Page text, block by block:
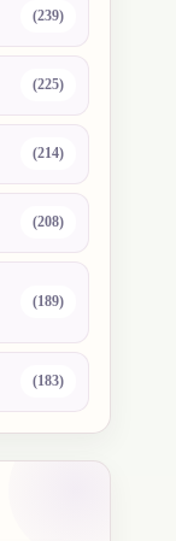
(239)
(225)
(214)
(208)
(189)
(183)